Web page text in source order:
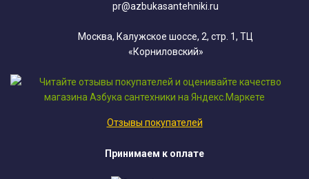
pr@azbukasantehniki.ru
Москва, Калужское шоссе, 2, стр. 1, ТЦ
«Корниловский»
Отзывы покупателей
Принимаем к оплате